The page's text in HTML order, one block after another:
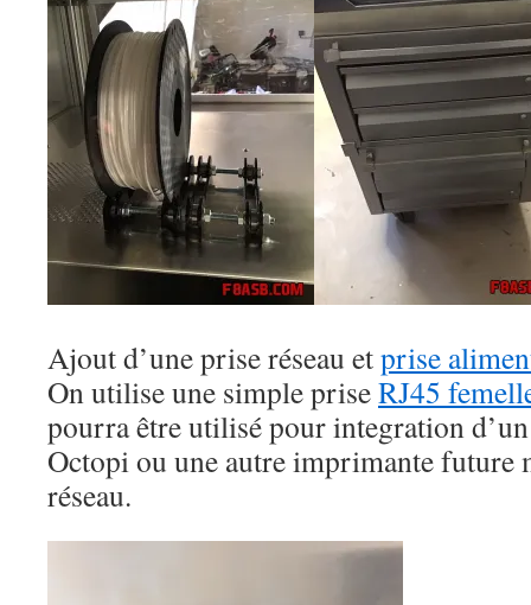
Ajout d’une prise réseau etprise
On utilise une simple priseRJ45
pourra être utilisé pour integration
Octopi ou une autre imprimante future
réseau.